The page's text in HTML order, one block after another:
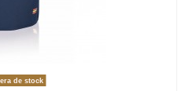
de stock